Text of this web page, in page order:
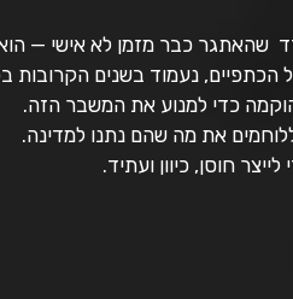
נעמוד בשנים הקרובות
את מה שהם נתנו למדינה.
לייצר חוסן, כיוון ועתיד.